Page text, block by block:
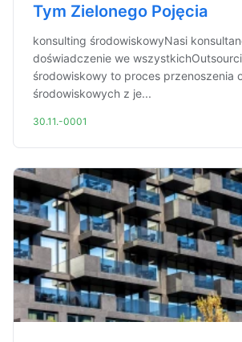
Tym Zielonego Pojęcia
konsulting środowiskowyNasi
doświadczenie we
środowiskowy to proces przenoszenia
środowiskowych z je...
30.11.-0001